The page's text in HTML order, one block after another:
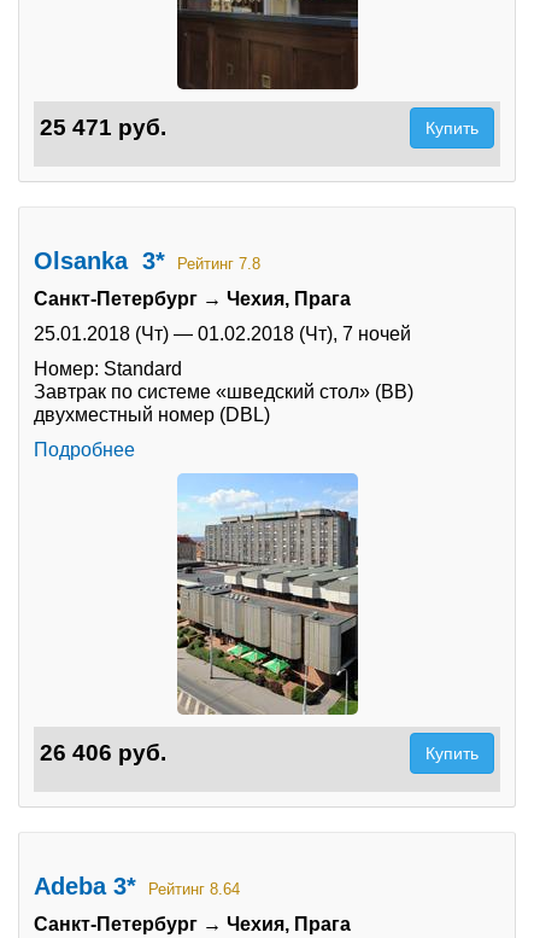
25 471 руб. Купить
Olsanka 3* Рейтинг 7.8
Санкт-Петербург → Чехия, Прага
25.01.2018 (Чт) — 01.02.2018 (Чт), 7 ночей
Номер: Standard
Завтрак по системе «шведский стол» (BB)
двухместный номер (DBL)
Подробнее
26 406 руб. Купить
Adeba 3* Рейтинг 8.64
Санкт-Петербург → Чехия, Прага